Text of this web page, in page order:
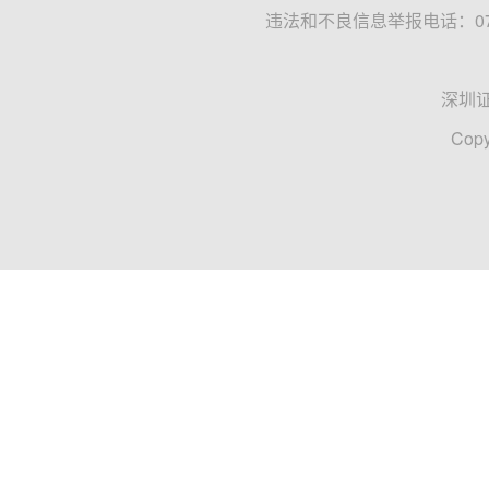
违法和不良信息举报电话：
深圳